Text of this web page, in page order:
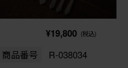
¥19,800 (税込)
商品番号 R-038034